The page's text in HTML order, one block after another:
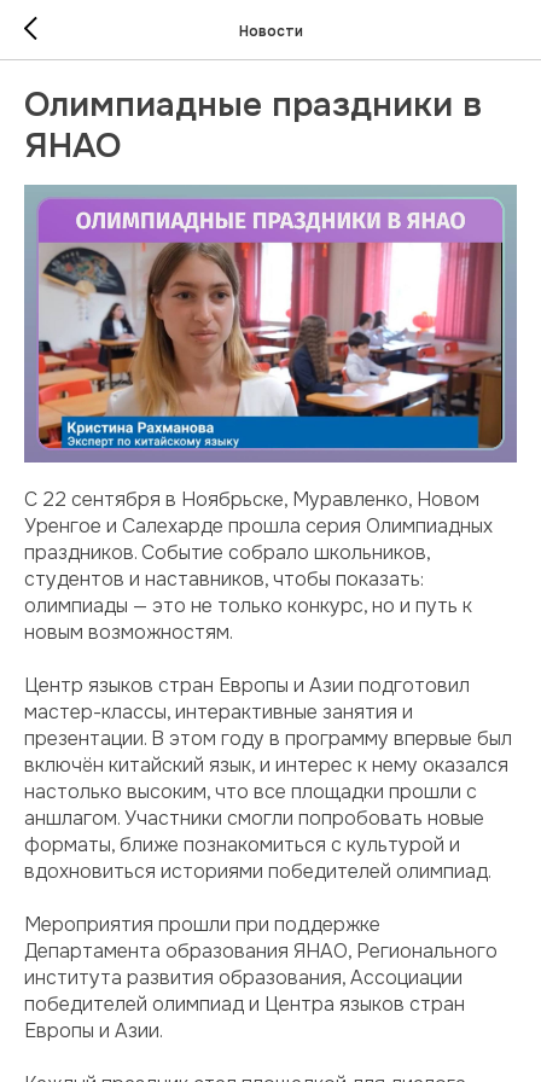
Новости
Олимпиадные праздники в
ЯНАО
С 22 сентября в Ноябрьске, Муравленко, Новом
Уренгое и Салехарде прошла серия Олимпиадных
праздников. Событие собрало школьников,
студентов и наставников, чтобы показать:
олимпиады — это не только конкурс, но и путь к
новым возможностям.
Центр языков стран Европы и Азии подготовил
мастер-классы, интерактивные занятия и
презентации. В этом году в программу впервые был
включён китайский язык, и интерес к нему оказался
настолько высоким, что все площадки прошли с
аншлагом. Участники смогли попробовать новые
форматы, ближе познакомиться с культурой и
вдохновиться историями победителей олимпиад.
Мероприятия прошли при поддержке
Департамента образования ЯНАО, Регионального
института развития образования, Ассоциации
победителей олимпиад и Центра языков стран
Европы и Азии.